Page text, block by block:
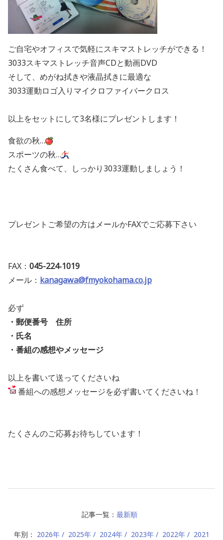
ご自宅やオフィスで気軽にスキマストレッチができる！
3033スキマストレッチ音声CDと動画DVD
そして、めがね拭きや液晶拭きに最適な
3033運動ロゴ入りマイクロファイバークロス
以上をセットにして3名様にプレゼントします！
食欲の秋…
スポーツの秋…
たくさん食べて、しっかり3033運動しましょう！
プレゼントご希望の方はメールかFAXでご応募下さい
FAX： 045-224‐1019
メール： kanagawa@fmyokohama.co.jp
必ず
・郵便番号 住所
・氏名
・番組の感想やメッセージ
以上を書いて送ってくださいね
番組への感想メッセージを必ず書いてくださいね！
たくさんのご応募お待ちしています！
記事一覧： 最新順
年別： 2026年 2025年 2024年 2023年 2022年 2021